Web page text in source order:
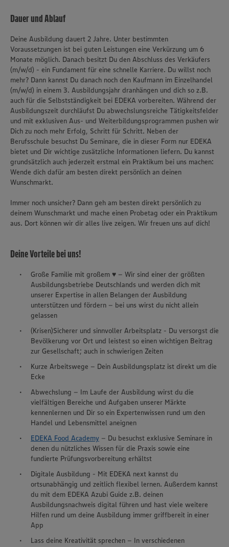
Wir setzen Cookies und andere Technologien ein, um Ihnen
Dauer und Ablauf
Deine Ausbildung dauert 2 Jahre. Unter bestimmten
Voraussetzungen ist bei guten Leistungen eine Verkürzung um 6
Monate möglich. Danach besitzt Du den Abschluss des Verkäufers
(m/w/d) - ein Fundament für eine schnelle Karriere. Du willst noch
mehr? Dann kannst Du danach noch den Kaufmann im Einzelhandel
(m/w/d) in einem 3. Ausbildungsjahr dranhängen und dich so z.B.
auch für die Selbstständigkeit bei EDEKA vorbereiten. Während der
Ausbildungszeit durchläufst Du abwechslungsreiche Tätigkeitsfelder
und mit exklusiven Aus- und Weiterbildungsprogrammen pushen wir
Dich zu noch mehr Erfolg, Schritt für Schritt. Neben der
Berufsschule besuchst Du Seminare, die in dieser Form nur EDEKA
bietet und Dir wichtige zusätzliche Informationen liefern. Du kannst
grundsätzlich auch jederzeit erstmal ein Praktikum bei uns machen:
Wende dich dafür am besten direkt persönlich an deinen
Wunschmarkt.
Immer noch unsicher? Dann geh am besten direkt persönlich zu
deinem Wunschmarkt und mache einen Probetag oder ein Praktikum
aus. Dort können wir dir alles live zeigen. Wir freuen uns auf dich!
Deine Vorteile bei uns!
Große Familie mit großem ♥ – Wir sind einer der größten
Ausbildungsbetriebe Deutschlands und werden dich mit
unserer Expertise in allen Belangen der Ausbildung
unterstützen und fördern – bei uns wirst du nicht allein
gelassen
(Krisen)Sicherer und sinnvoller Arbeitsplatz - Du versorgst die
Bevölkerung vor Ort und leistest so einen wichtigen Beitrag
zur Gesellschaft; auch in schwierigen Zeiten
Kurze Arbeitswege – Dein Ausbildungsplatz ist direkt um die
Ecke
Abwechslung – Im Laufe der Ausbildung wirst du die
vielfältigen Bereiche und Aufgaben unserer Märkte
kennenlernen und Dir so ein Expertenwissen rund um den
Handel und Lebensmittel aneignen
EDEKA Food Academy – Du besuchst exklusive Seminare in
denen du nützliches Wissen für die Praxis sowie eine
fundierte Prüfungsvorbereitung erhältst
Digitale Ausbildung - Mit EDEKA next kannst du
ortsunabhängig und zeitlich flexibel lernen. Außerdem kannst
du mit dem EDEKA Azubi Guide z.B. deinen
Ausbildungsnachweis digital führen und hast viele weitere
Hilfen rund um deine Ausbildung immer griffbereit in einer
App
Lass deine Kreativität sprechen – In verschiedenen